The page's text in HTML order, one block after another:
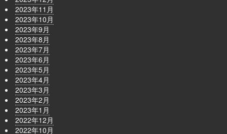
2023年11月
2023年10月
2023年9月
2023年8月
2023年7月
2023年6月
2023年5月
2023年4月
2023年3月
2023年2月
2023年1月
2022年12月
2022年10月